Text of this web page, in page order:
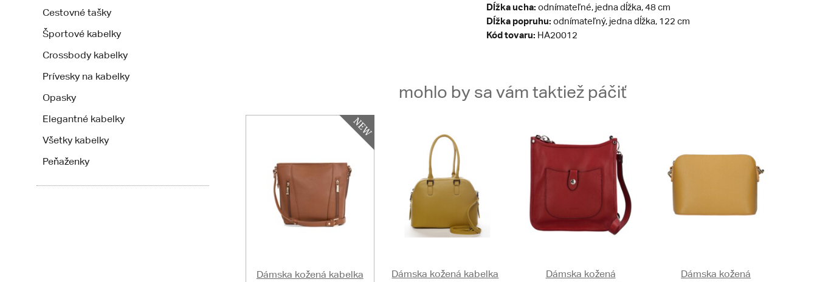
Cestovné tašky
Športové kabelky
Crossbody kabelky
Prívesky na kabelky
Opasky
Elegantné kabelky
Všetky kabelky
Peňaženky
Dĺžka ucha: odnímateľné, jedna dĺžka, 48 cm
Dĺžka popruhu: odnímateľný, jedna dĺžka, 122 cm
Kód tovaru: HA20012
mohlo by sa vám taktiež páčiť
Dámska kožená kabelka
Dámska kožená kabelka
Dámska kožená
Dámska kožená